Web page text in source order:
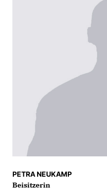
PETRA NEUKAMP
Beisitzerin